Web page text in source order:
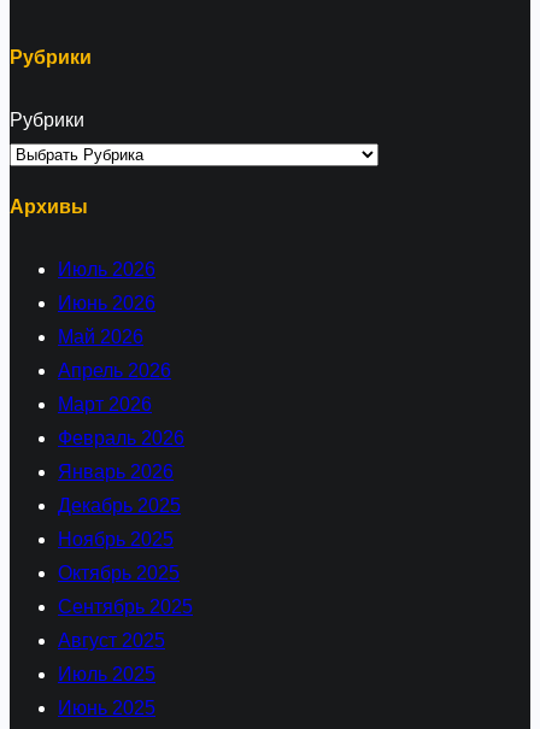
Рубрики
Рубрики
Архивы
Июль 2026
Июнь 2026
Май 2026
Апрель 2026
Март 2026
Февраль 2026
Январь 2026
Декабрь 2025
Ноябрь 2025
Октябрь 2025
Сентябрь 2025
Август 2025
Июль 2025
Июнь 2025